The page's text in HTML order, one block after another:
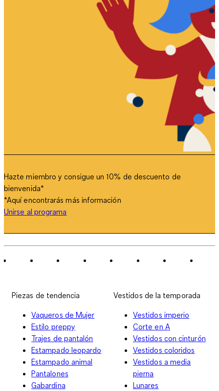
Hazte miembro y consigue un 10% de descuento de
bienvenida*
*Aquí encontrarás más información
Unirse al programa
Piezas de tendencia
Vaqueros de Mujer
Estilo preppy
Trajes de pantalón
Estampado leopardo
Estampado animal
Pantalones
Gabardina
Vestidos de la temporada
Vestidos imperio
Corte en A
Vestidos con cinturón
Vestidos coloridos
Vestidos a media
pierna
Lunares